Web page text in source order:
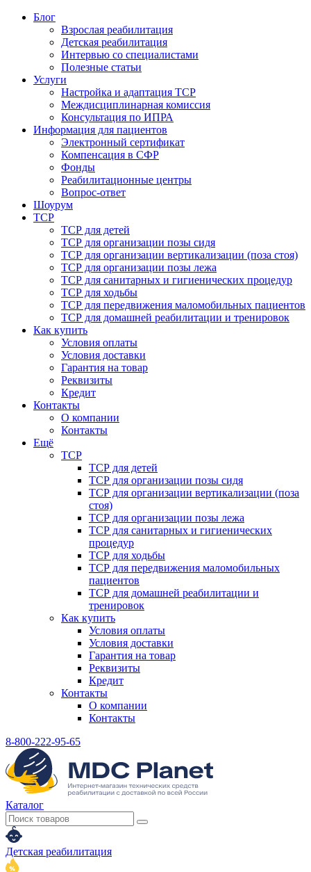
Блог
Взрослая реабилитация
Детская реабилитация
Интервью со специалистами
Полезные статьи
Услуги
Настройка и адаптация ТСР
Междисциплинарная комиссия
Консультация по ИПРА
Информация для пациентов
Электронный сертификат
Компенсация в СФР
Фонды
Реабилитационные центры
Вопрос-ответ
Шоурум
ТСР
ТСР для детей
ТСР для организации позы сидя
ТСР для организации вертикализации (поза стоя)
ТСР для организации позы лежа
ТСР для санитарных и гигиенических процедур
ТСР для ходьбы
ТСР для передвижения маломобильных пациентов
ТСР для домашней реабилитации и тренировок
Как купить
Условия оплаты
Условия доставки
Гарантия на товар
Реквизиты
Кредит
Контакты
О компании
Контакты
Ещё
ТСР
ТСР для детей
ТСР для организации позы сидя
ТСР для организации вертикализации (поза
стоя)
ТСР для организации позы лежа
ТСР для санитарных и гигиенических
процедур
ТСР для ходьбы
ТСР для передвижения маломобильных
пациентов
ТСР для домашней реабилитации и
тренировок
Как купить
Условия оплаты
Условия доставки
Гарантия на товар
Реквизиты
Кредит
Контакты
О компании
Контакты
8-800-222-95-65
Каталог
Детская реабилитация